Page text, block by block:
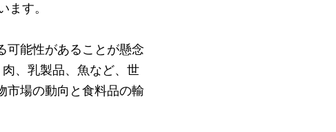
す。
可能性があることが懸念
、乳製品、魚など、世
市場の動向と食料品の輸